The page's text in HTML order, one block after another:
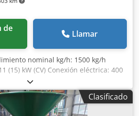
Llamar
nominal kg/h: 1500 kg/h
(15) kW (CV) Conexión eléctrica: 400
eléctrica: 32 A Longitud: 810
Altura: 1570 mm Peso: 133 kg
Material: 1.4301 / AISI 304 Altura
Alcance del suministro: incluye tamiz
Clasificado